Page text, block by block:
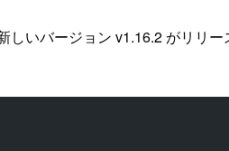
いバージョン v1.16.2 がリリー